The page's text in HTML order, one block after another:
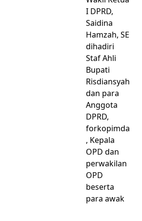
I DPRD,
Saidina
Hamzah, SE
dihadiri
Staf Ahli
Bupati
Risdiansyah
dan para
Anggota
DPRD,
forkopimda
, Kepala
OPD dan
perwakilan
OPD
beserta
para awak